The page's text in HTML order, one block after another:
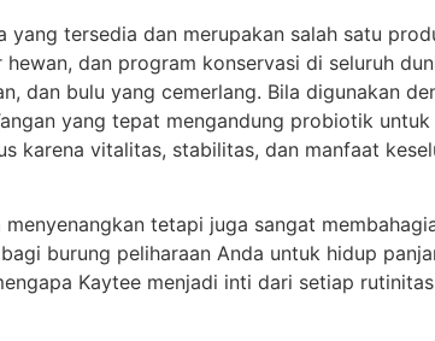
yang tersedia dan merupakan salah satu
dan program konservasi di seluruh
dan bulu yang cemerlang. Bila digunakan
yang tepat mengandung probiotik
karena vitalitas, stabilitas, dan manfaat
tetapi juga sangat
burung peliharaan Anda untuk hidup
Kaytee menjadi inti dari setiap